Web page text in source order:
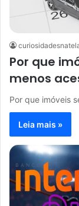
Por que
menos
Por que imóveis
Leia mais »